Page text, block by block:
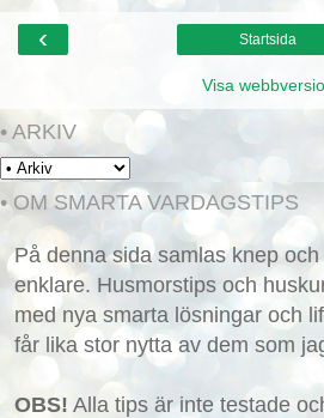
‹ Startsida
Visa
• ARKIV
• OM SMARTA VARDAGSTIPS
På denna sida samlas knep
enklare. Husmorstips och
med nya smarta lösningar och
får lika stor nytta av dem som
OBS! Alla tips är inte testade